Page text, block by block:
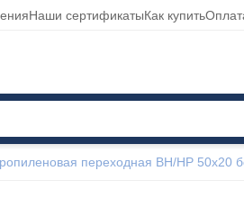
Наши сертификатыКак купить
переходная ВН/НР 50x20